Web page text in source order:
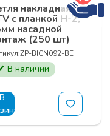
накладная
с планкой Н-2,
насадной
(250 шт)
ZP-BICN092-BE
В наличии
В